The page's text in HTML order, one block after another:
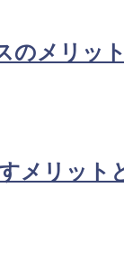
のメリッ
メリット